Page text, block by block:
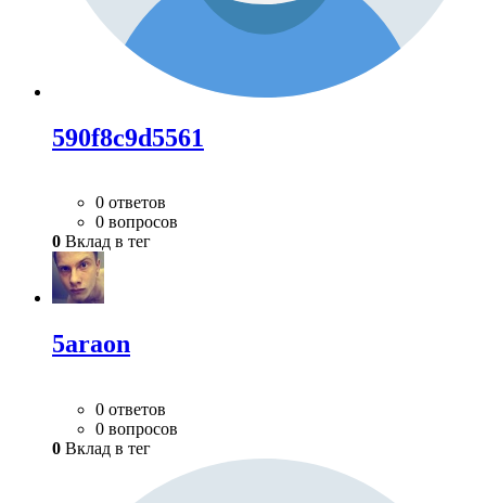
590f8c9d5561
0 ответов
0 вопросов
0 Вклад в тег
5araon
0 ответов
0 вопросов
0 Вклад в тег